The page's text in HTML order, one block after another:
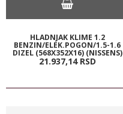
HLADNJAK KLIME 1.2
BENZIN/ELEK.POGON/1.5-1.6
DIZEL (568X352X16) (NISSENS)
21.937,14 RSD